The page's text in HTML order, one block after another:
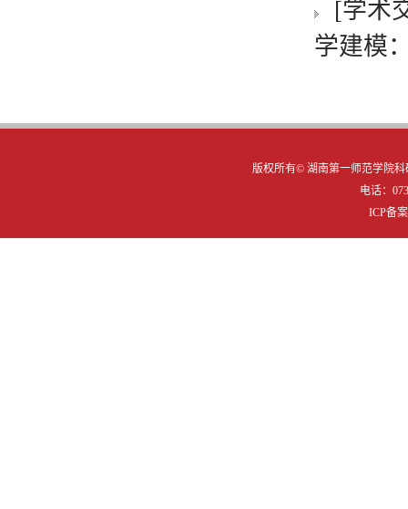
[学术
学建模
版权所有© 湖南第一师范学院
电话：
ICP备